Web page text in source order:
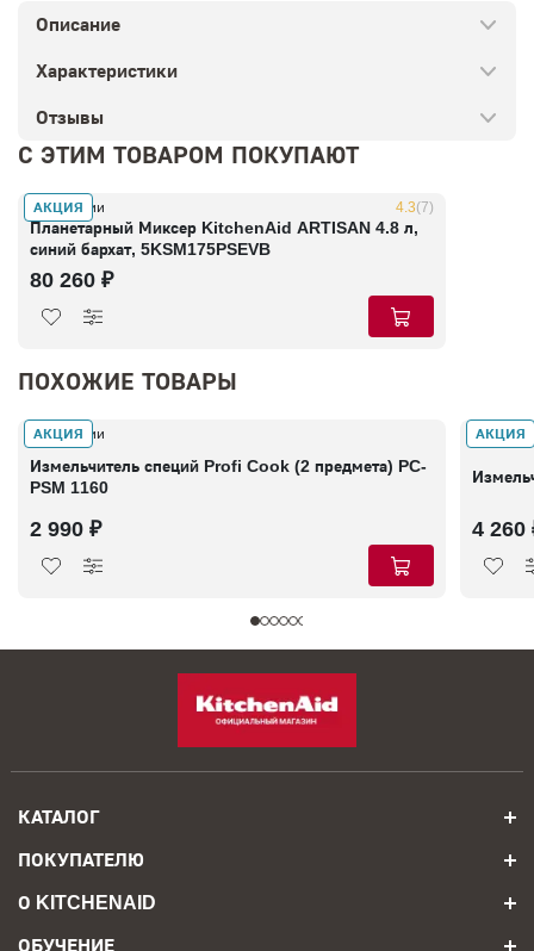
Описание
Характеристики
Отзывы
С ЭТИМ ТОВАРОМ ПОКУПАЮТ
АКЦИЯ
В наличии 4.3(7)
Планетарный Миксер KitchenAid ARTISAN 4.8 л,
синий бархат, 5KSM175PSEVB
80 260 ₽
ПОХОЖИЕ ТОВАРЫ
АКЦИЯ
В наличии
Измельчитель специй Profi Cook (2 предмета) PC-
PSM 1160
2 990 ₽
АКЦИЯ
В
4 260
КАТАЛОГ
ПОКУПАТЕЛЮ
О KITCHENAID
ОБУЧЕНИЕ